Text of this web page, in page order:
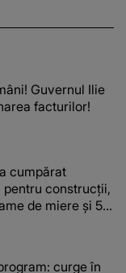
anilor: "De
Guvernul Ilie
facturilor!
cumpărat
construcții,
de miere și 50
curge în